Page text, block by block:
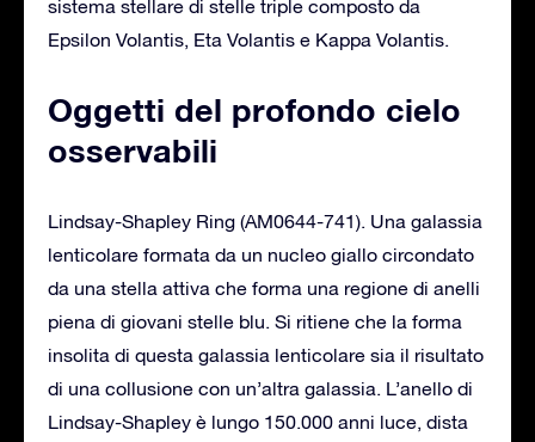
sistema stellare di stelle triple composto da
Epsilon Volantis, Eta Volantis e Kappa Volantis.
Oggetti del profondo cielo
osservabili
Lindsay-Shapley Ring (AM0644-741). Una galassia
lenticolare formata da un nucleo giallo circondato
da una stella attiva che forma una regione di anelli
piena di giovani stelle blu. Si ritiene che la forma
insolita di questa galassia lenticolare sia il risultato
di una collusione con un’altra galassia. L’anello di
Lindsay-Shapley è lungo 150.000 anni luce, dista